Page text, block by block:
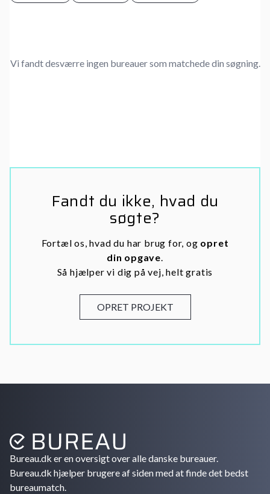
Vi fandt desværre ingen bureauer som matchede din søgning.
Fandt du ikke, hvad du
søgte?
Fortæl os, hvad du har brug for, og opret
din opgave.
Så hjælper vi dig på vej, helt gratis
OPRET PROJEKT
Bureau.dk er en oversigt over alle danske bureauer.
Bureau.dk hjælper brugere af siden med at finde det bedst
bureaumatch.